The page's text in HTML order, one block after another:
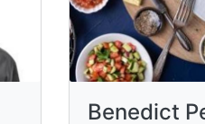
Benedict